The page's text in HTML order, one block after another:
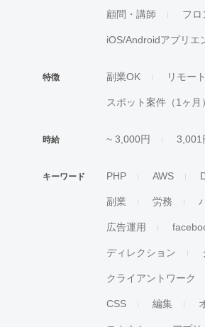
顧問・講師 フロ
iOS/Androidアプリエ
特徴 副業OK リモー
スポット案件（1ヶ月
時給 ~ 3,000円 3,001
キーワード PHP AWS
副業 労務
広告運用
ディレクション
クライアントワーク
CSS 編集